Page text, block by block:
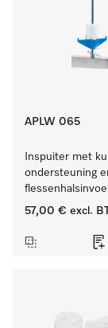
APLW 065
Inspuiter met
ondersteuning
ster, Ø 6, lengte
57,00 € excl.